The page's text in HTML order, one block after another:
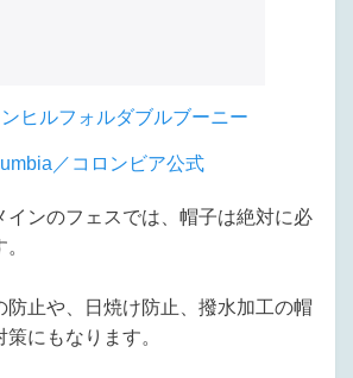
ヒルフォルダブルブーニー
／コロンビア公式
インのフェスでは、帽子は絶対に必
防止や、日焼け防止、撥水加工の帽
にもなります。